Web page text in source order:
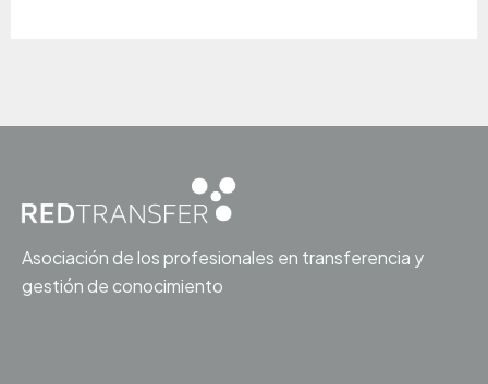
Asociación de los profesionales en transferencia y
gestión de conocimiento